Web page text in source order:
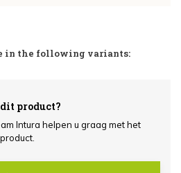
in the following variants:
product?
Intura helpen u graag met het